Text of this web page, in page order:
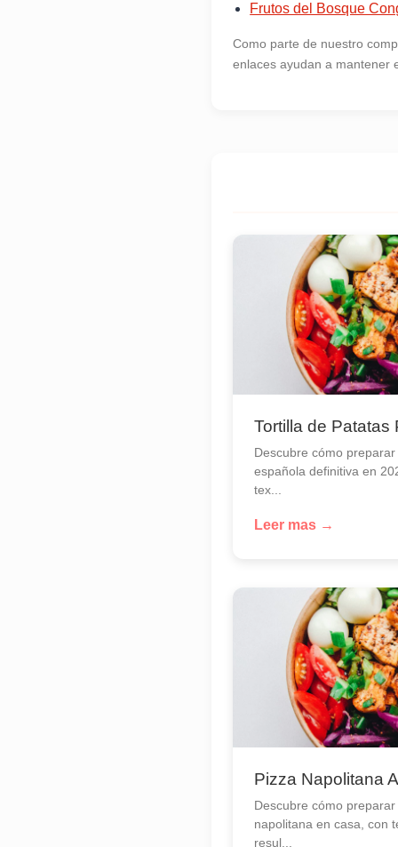
Frutos del Bosque
Como parte de nuestro
enlaces ayudan a mantener
Tortilla de Patatas
Descubre cómo
española definitiva en
tex...
Leer mas →
Pizza Napolitana
Descubre cómo
napolitana en casa, con
resul...